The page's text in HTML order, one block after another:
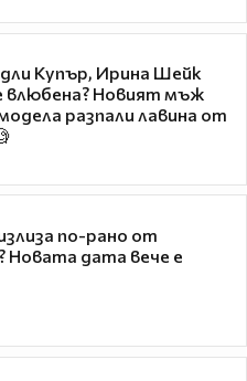
Купър, Ирина Шейк
влюбена? Новият мъж
разпали лавина от
по-рано от
Новата дата вече е